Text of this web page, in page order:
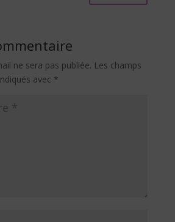
ne sera pas publiée. Les champs
avec *